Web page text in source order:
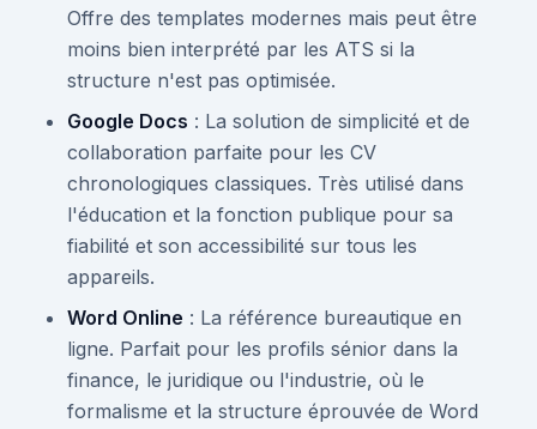
Offre des templates modernes mais peut être
moins bien interprété par les ATS si la
structure n'est pas optimisée.
Google Docs : La solution de simplicité et de
collaboration parfaite pour les CV
chronologiques classiques. Très utilisé dans
l'éducation et la fonction publique pour sa
fiabilité et son accessibilité sur tous les
appareils.
Word Online : La référence bureautique en
ligne. Parfait pour les profils sénior dans la
finance, le juridique ou l'industrie, où le
formalisme et la structure éprouvée de Word